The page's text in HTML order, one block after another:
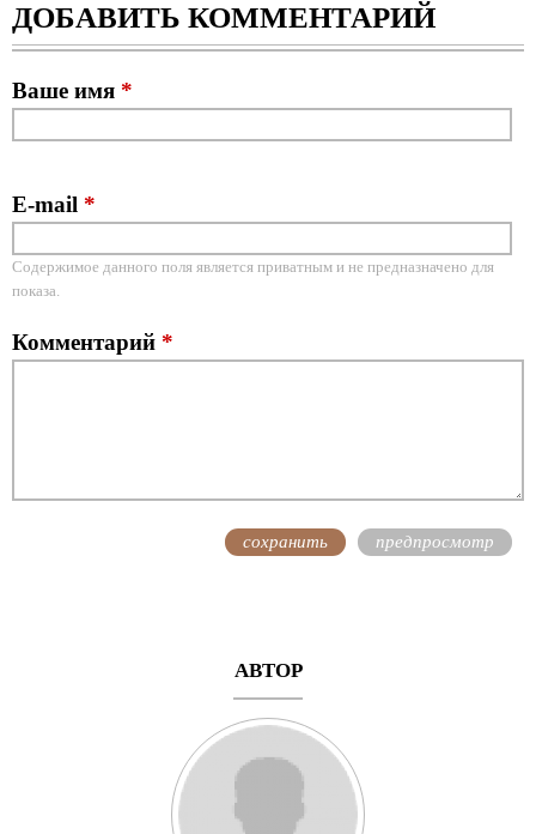
ДОБАВИТЬ КОММЕНТАРИЙ
Ваше имя *
E-mail *
Содержимое данного поля является приватным и не предназначено для
показа.
Комментарий *
АВТОР